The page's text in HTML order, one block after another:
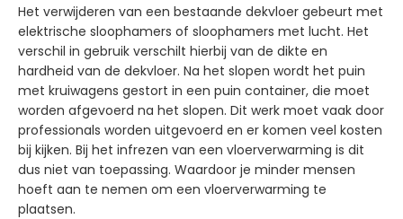
Het verwijderen van een bestaande dekvloer gebeurt met
elektrische sloophamers of sloophamers met lucht. Het
verschil in gebruik verschilt hierbij van de dikte en
hardheid van de dekvloer. Na het slopen wordt het puin
met kruiwagens gestort in een puin container, die moet
worden afgevoerd na het slopen. Dit werk moet vaak door
professionals worden uitgevoerd en er komen veel kosten
bij kijken. Bij het infrezen van een vloerverwarming is dit
dus niet van toepassing. Waardoor je minder mensen
hoeft aan te nemen om een vloerverwarming te
plaatsen.